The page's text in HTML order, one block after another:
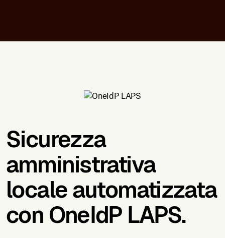
Sicurezza
amministrativa
locale automatizzata
con OneIdP LAPS.